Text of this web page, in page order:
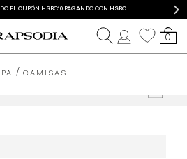
EL CUPÓN HSBC10 PAGANDO CON HSBC
0
CAMISAS